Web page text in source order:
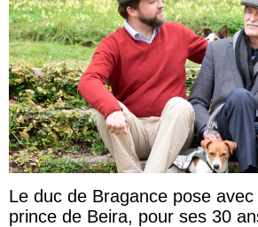
Le duc de Bragance pose
prince de Beira, pour ses 30